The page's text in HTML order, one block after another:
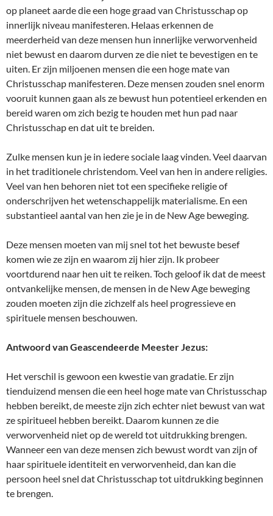
op planeet aarde die een hoge graad van Christusschap op
innerlijk niveau manifesteren. Helaas erkennen de
meerderheid van deze mensen hun innerlijke verworvenheid
niet bewust en daarom durven ze die niet te bevestigen en te
uiten. Er zijn miljoenen mensen die een hoge mate van
Christusschap manifesteren. Deze mensen zouden snel enorm
vooruit kunnen gaan als ze bewust hun potentieel erkenden en
bereid waren om zich bezig te houden met hun pad naar
Christusschap en dat uit te breiden.
Zulke mensen kun je in iedere sociale laag vinden. Veel daarvan
in het traditionele christendom. Veel van hen in andere religies.
Veel van hen behoren niet tot een specifieke religie of
onderschrijven het wetenschappelijk materialisme. En een
substantieel aantal van hen zie je in de New Age beweging.
Deze mensen moeten van mij snel tot het bewuste besef
komen wie ze zijn en waarom zij hier zijn. Ik probeer
voortdurend naar hen uit te reiken. Toch geloof ik dat de meest
ontvankelijke mensen, de mensen in de New Age beweging
zouden moeten zijn die zichzelf als heel progressieve en
spirituele mensen beschouwen.
Antwoord van Geascendeerde Meester Jezus:
Het verschil is gewoon een kwestie van gradatie. Er zijn
tienduizend mensen die een heel hoge mate van Christusschap
hebben bereikt, de meeste zijn zich echter niet bewust van wat
ze spiritueel hebben bereikt. Daarom kunnen ze die
verworvenheid niet op de wereld tot uitdrukking brengen.
Wanneer een van deze mensen zich bewust wordt van zijn of
haar spirituele identiteit en verworvenheid, dan kan die
persoon heel snel dat Christusschap tot uitdrukking beginnen
te brengen.